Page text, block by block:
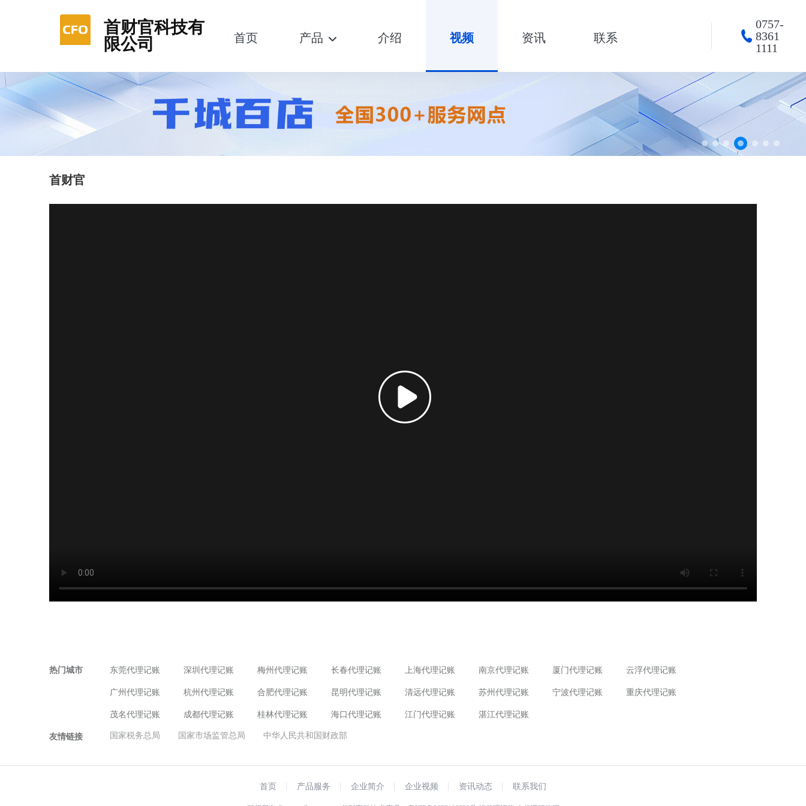
首财官科技有
限公司
首页 产品 介绍 视频 资讯 联系
0757-
8361
1111
首财官
热门城市 东莞代理记账 深圳代理记账 梅州代理记账 长春代理记账 上海代理记账 南京代理记账 厦门代理记账 云浮代理记账
广州代理记账 杭州代理记账 合肥代理记账 昆明代理记账 清远代理记账 苏州代理记账 宁波代理记账 重庆代理记账
茂名代理记账 成都代理记账 桂林代理记账 海口代理记账 江门代理记账 湛江代理记账
友情链接 国家税务总局 国家市场监管总局 中华人民共和国财政部
首页 产品服务 企业简介 企业视频 资讯动态 联系我们